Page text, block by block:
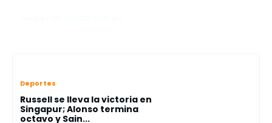
Deportes
Russell se lleva la victoria en
Singapur; Alonso termina
octavo y Sain...